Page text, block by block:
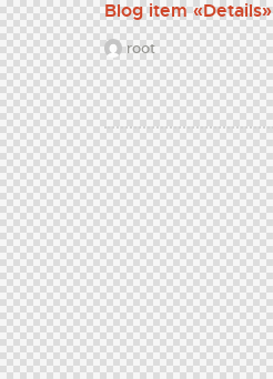
Blog item «Details»
root